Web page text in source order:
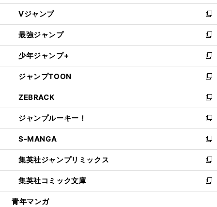
ウ
ィ
ン
ド
ウ
で
開
く
し
い
ウ
ィ
ン
ド
ウ
で
開
く
Vジャンプ
新
し
い
ウ
ィ
ン
ド
ウ
で
開
く
最強ジャンプ
新
し
い
ウ
ィ
ン
ド
ウ
で
開
く
少年ジャンプ+
新
し
い
ウ
ィ
ン
ド
ウ
で
開
く
ジャンプTOON
新
し
い
ウ
ィ
ン
ド
ウ
で
開
く
ZEBRACK
新
し
い
ウ
ィ
ン
ド
ウ
で
開
ジャンプルーキー！
新
し
い
ウ
ィ
ン
ド
ウ
S-MANGA
新
し
い
ウ
ィ
ン
集英社ジャンプリミックス
新
し
い
ウ
集英社コミック文庫
新
し
青年マンガ